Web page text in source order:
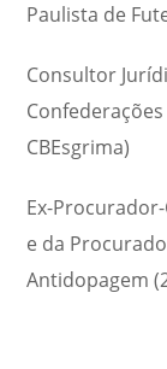
Paulista de
Consultor
Confederações
CBEsgrima)
Ex-
e da
Antidopagem